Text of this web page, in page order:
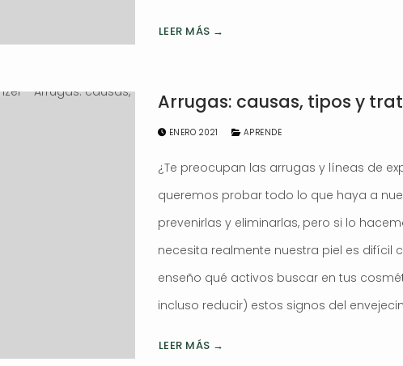
LEER MÁS →
Arrugas: causas, tipos y
ENERO 2021 APRENDE
¿Te preocupan las arrugas y líneas de
queremos probar todo lo que haya a
prevenirlas y eliminarlas, pero si lo
necesita realmente nuestra piel es difícil
enseño qué activos buscar en tus
incluso reducir) estos signos del
LEER MÁS →